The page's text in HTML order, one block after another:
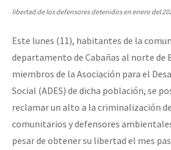
Migración
Mujeres
Niñxs
ETIQUETAS
MULTIMEDIA
Audio
[CDMX – 20 julio] Jornadas globales por
“Sonhando a Terra do Bem Virá” se
Se o México sabe, que o mundo saiba!
libertad de los defensores detenidos en enero del
Este lunes (11), habitantes de la
departamento de Cabañas al norte de
miembros de la Asociación para el
Social (ADES) de dicha población, se
reclamar un alto a la criminalización
comunitarios y defensores
pesar de obtener su libertad el mes